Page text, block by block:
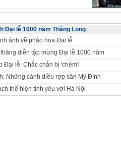
Đại lễ 1000 năm Thăng Long
ảnh về pháo hoa Đại lễ
diễn tập mừng Đại lễ 1000 năm
Đại lễ: Chắc chắn bị 'chém'!
Những cánh diều rợp sân Mỹ Đình
thể hiện tình yêu với Hà Nội